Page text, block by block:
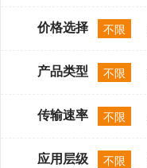
价格选择 不限
产品类型 不限
传输速率 不限
应用层级 不限